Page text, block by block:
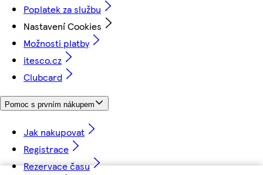
Poplatek za službu
Nastavení Cookies
Možnosti platby
itesco.cz
Clubcard
Pomoc s prvním nákupem
Jak nakupovat
Registrace
Rezervace času